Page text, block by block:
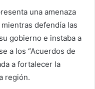
una amenaza
defendía las
gobierno e instaba a
a los “Acuerdos de
a fortalecer la
región.